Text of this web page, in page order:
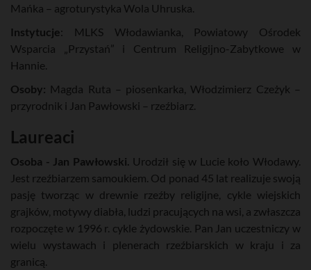
Mańka – agroturystyka Wola Uhruska.
Instytucje: MLKS Włodawianka, Powiatowy Ośrodek
Wsparcia „Przystań” i Centrum Religijno-Zabytkowe w
Hannie.
Osoby: Magda Ruta – piosenkarka, Włodzimierz Czeżyk –
przyrodnik i Jan Pawłowski – rzeźbiarz.
Laureaci
Osoba - Jan Pawłowski. Urodził się w Lucie koło Włodawy.
Jest rzeźbiarzem samoukiem. Od ponad 45 lat realizuje swoją
pasję tworząc w drewnie rzeźby religijne, cykle wiejskich
grajków, motywy diabła, ludzi pracujących na wsi, a zwłaszcza
rozpoczęte w 1996 r. cykle żydowskie. Pan Jan uczestniczy w
wielu wystawach i plenerach rzeźbiarskich w kraju i za
granicą.